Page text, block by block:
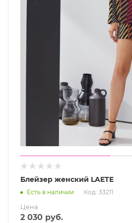
Блейзер женский LAETE
Есть в наличии Код: 33211
Цена
2 030 руб.